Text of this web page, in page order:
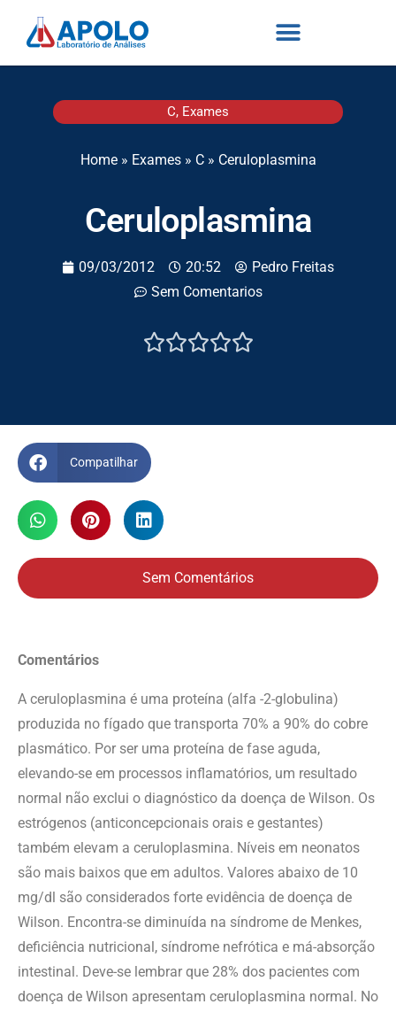
C, Exames
Home» Exames» C» Ceruloplasmina
Ceruloplasmina
09/03/2012 20:52
Pedro Freitas
Sem Comentarios

Compatilhar
Sem Comentários
Comentários
A ceruloplasmina é uma proteína (alfa -2-globulina)
produzida no fígado que transporta 70% a 90% do cobre
plasmático. Por ser uma proteína de fase aguda,
elevando-se em processos inflamatórios, um resultado
normal não exclui o diagnóstico da doença de Wilson. Os
estrógenos (anticoncepcionais orais e gestantes)
também elevam a ceruloplasmina. Níveis em neonatos
são mais baixos que em adultos. Valores abaixo de 10
mg/dl são considerados forte evidência de doença de
Wilson. Encontra-se diminuída na síndrome de Menkes,
deficiência nutricional, síndrome nefrótica e má-absorção
intestinal. Deve-se lembrar que 28% dos pacientes com
doença de Wilson apresentam ceruloplasmina normal. No